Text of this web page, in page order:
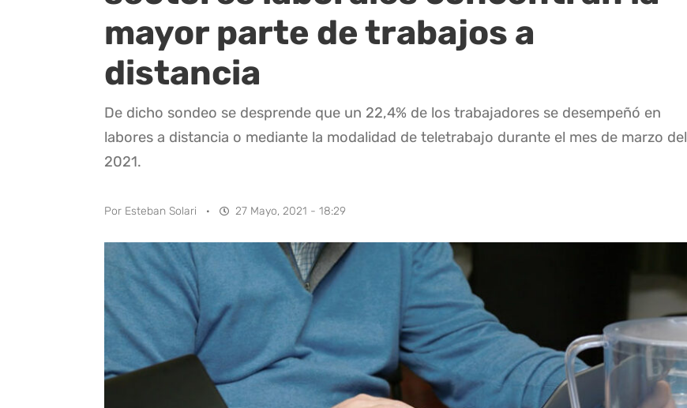
mayor parte de trabajos a
distancia
De dicho sondeo se desprende que un 22,4% de los trabajadores se desempeñó en
labores a distancia o mediante la modalidad de teletrabajo durante el mes de marzo del
2021.
Por Esteban Solari · 27 Mayo, 2021 - 18:29